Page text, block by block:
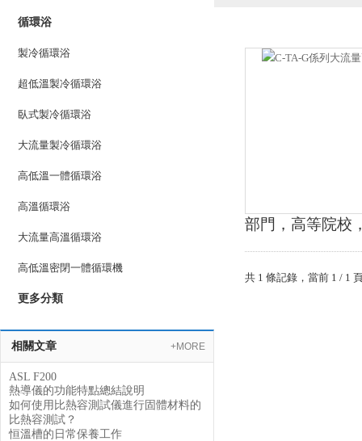
循環浴
製冷循環浴
超低溫製冷循環浴
臥式製冷循環浴
大流量製冷循環浴
高低溫一體循環浴
高溫循環浴
大流量高溫循環浴
高低溫密閉一體循環機
更多分類
相關文章 +MORE
ASL F200
熱導儀的功能特點總結說明
如何使用比熱容測試儀進行固體材料的
比熱容測試？
恒溫槽的日常保養工作
部門，高等院校
共 1 條記錄，當前 1